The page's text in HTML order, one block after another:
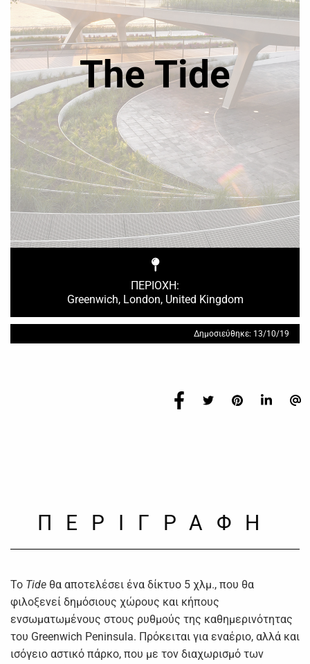
The Tide
ΠΕΡΙΟΧΗ:
Greenwich, London, United Kingdom
Δημοσιεύθηκε: 13/10/19
ΠΕΡΙΓΡΑΦΗ
Το Tide θα αποτελέσει ένα δίκτυο 5 χλμ., που θα
φιλοξενεί δημόσιους χώρους και κήπους
ενσωματωμένους στους ρυθμούς της καθημερινότητας
του Greenwich Peninsula. Πρόκειται για εναέριο, αλλά και
ισόγειο αστικό πάρκο, που με τον διαχωρισμό των